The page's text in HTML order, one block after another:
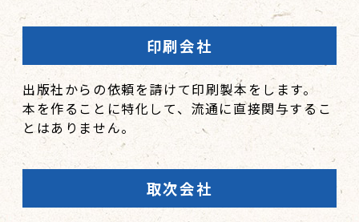
印刷会社
出版社からの依頼を請けて印刷製本をします。
本を作ることに特化して、流通に直接関与するこ
とはありません。
取次会社